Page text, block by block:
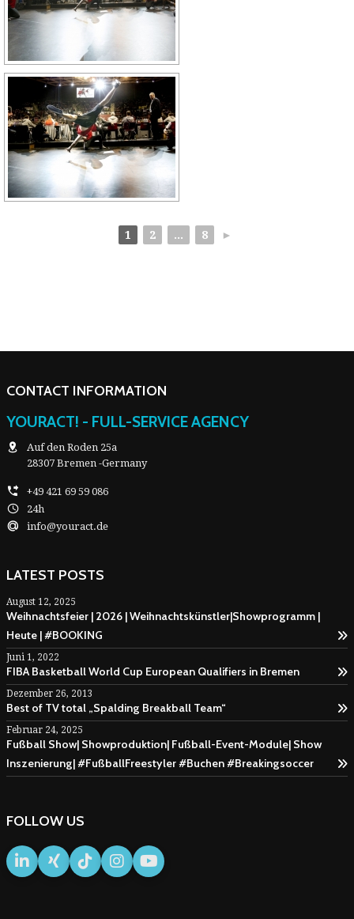
1 2 ... 8 ►
CONTACT INFORMATION
YOURACT! - FULL-SERVICE AGENCY
Auf den Roden 25a
28307 Bremen -Germany
+49 421 69 59 086
24h
info@youract.de
LATEST POSTS
August 12, 2025
Weihnachtsfeier | 2026 | Weihnachtskünstler|Showprogramm |
Heute | #BOOKING
Juni 1, 2022
FIBA Basketball World Cup European Qualifiers in Bremen
Dezember 26, 2013
Best of TV total „Spalding Breakball Team“
Februar 24, 2025
Fußball Show| Showproduktion| Fußball-Event-Module| Show
Inszenierung| #FußballFreestyler #Buchen #Breakingsoccer
FOLLOW US